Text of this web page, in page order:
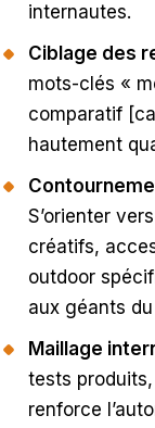
internautes.
Ciblage des
mots-clés «
comparatif
hautement
S’orienter
créatifs,
outdoor
aux géants
Maillage
tests
renforce